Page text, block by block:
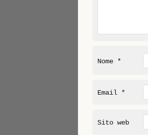
Nome *
Email *
Sito web